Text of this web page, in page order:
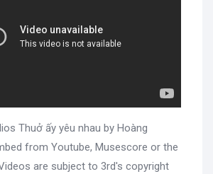
Thuở ấy yêu nhau by Hoàng
from Youtube, Musescore or the
are subject to 3rd's copyright